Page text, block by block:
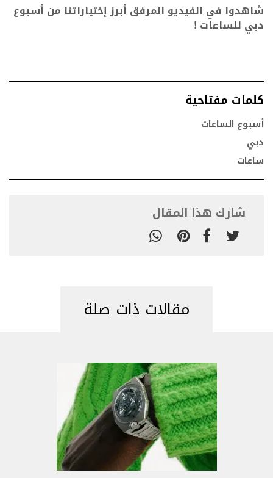
شاهدوا في الفيديو المرفق أبرز إختياراتنا من أسبوع
دبي للساعات !
كلمات مفتاحية
أسبوع الساعات
دبي
ساعات
شارك هذا المقال
مقالات ذات صلة